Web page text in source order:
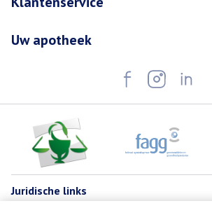
Uw apotheek
Juridische links